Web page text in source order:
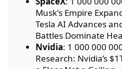
Musk's Empire
Tesla AI Advances
Battles Dominate
Nvidia: 1 000 000
Research: Nvidia’s